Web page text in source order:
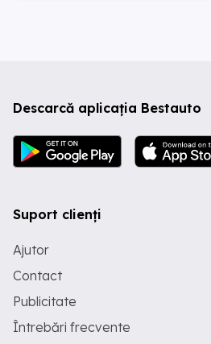
Descarcă aplicația Bestauto
Suport clienți
Ajutor
Contact
Publicitate
Întrebări frecvente